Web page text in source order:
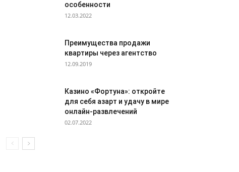
особенности
12.03.2022
Преимущества продажи
квартиры через агентство
12.09.2019
Казино «Фортуна»: откройте
для себя азарт и удачу в мире
онлайн-развлечений
02.07.2022